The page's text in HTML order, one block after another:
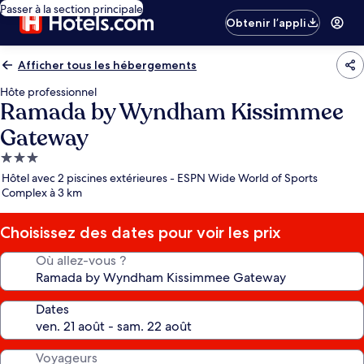
Passer à la section principale
Obtenir l’appli
Afficher tous les hébergements
Hôte professionnel
Ramada by Wyndham Kissimmee
Gateway
Hébergement
3.0 étoiles
Hôtel avec 2 piscines extérieures - ESPN Wide World of Sports
Complex à 3 km
Choisissez des dates pour voir les prix
Où allez-vous ?
Dates
Voyageurs